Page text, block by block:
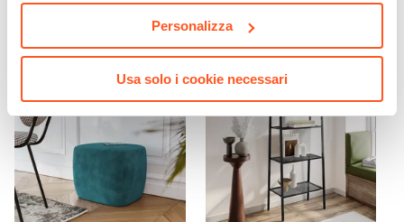
Personalizza
Usa solo i cookie necessari
€ 497,00 € 217,00